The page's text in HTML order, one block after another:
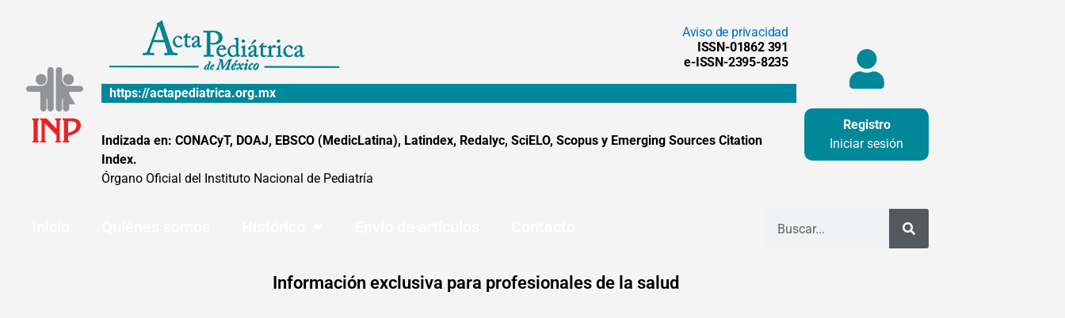
Aviso de privacidad
ISSN-01862 391
e-ISSN-2395-8235
https://actapediatrica.org.mx
Indizada en: CONACyT, DOAJ, EBSCO (MedicLatina), Latindex, Redalyc, SciELO, Scopus y Emerging Sources Citation
Index.
Órgano Oficial del Instituto Nacional de Pediatría
Registro
Iniciar sesión
Información exclusiva para profesionales de la salud